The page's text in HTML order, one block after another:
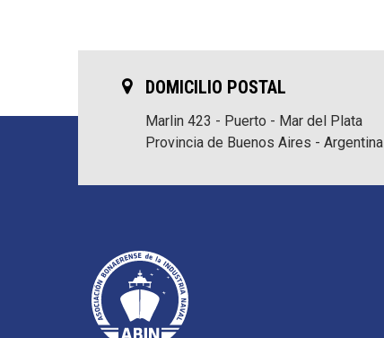
DOMICILIO POSTAL
Marlin 423 - Puerto - Mar del Plata
Provincia de Buenos Aires - Argentina